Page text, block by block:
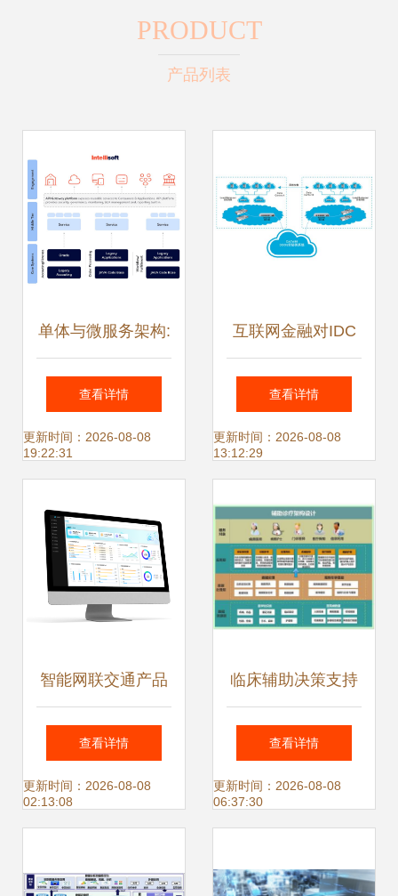
PRODUCT
产品列表
单体与微服务架构:
优点和缺点
查看详情
更新时间：2026-08-08
19:22:31
互联网金融对IDC
的四大要求 技术观
察与数据处理服务
查看详情
更新时间：2026-08-08
13:12:29
智能网联交通产品
数据处理服务的核
心价值与实践路径
查看详情
更新时间：2026-08-08
02:13:08
临床辅助决策支持
系统(CDSS)数据处
理服务 智能医疗背
查看详情
更新时间：2026-08-08
06:37:30